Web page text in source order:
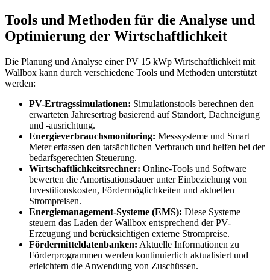
Tools und Methoden für die Analyse und
Optimierung der Wirtschaftlichkeit
Die Planung und Analyse einer PV 15 kWp Wirtschaftlichkeit mit
Wallbox kann durch verschiedene Tools und Methoden unterstützt
werden:
PV-Ertragssimulationen: Simulationstools berechnen den
erwarteten Jahresertrag basierend auf Standort, Dachneigung
und -ausrichtung.
Energieverbrauchsmonitoring: Messsysteme und Smart
Meter erfassen den tatsächlichen Verbrauch und helfen bei der
bedarfsgerechten Steuerung.
Wirtschaftlichkeitsrechner: Online-Tools und Software
bewerten die Amortisationsdauer unter Einbeziehung von
Investitionskosten, Fördermöglichkeiten und aktuellen
Strompreisen.
Energiemanagement-Systeme (EMS): Diese Systeme
steuern das Laden der Wallbox entsprechend der PV-
Erzeugung und berücksichtigen externe Strompreise.
Fördermitteldatenbanken: Aktuelle Informationen zu
Förderprogrammen werden kontinuierlich aktualisiert und
erleichtern die Anwendung von Zuschüssen.